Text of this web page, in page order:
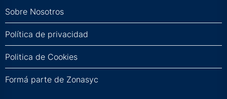
Sobre Nosotros
Política de privacidad
Politica de Cookies
Formá parte de Zonasyc